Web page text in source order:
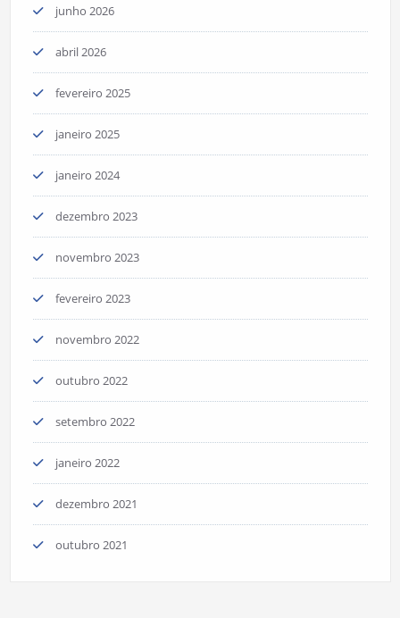
junho 2026
abril 2026
fevereiro 2025
janeiro 2025
janeiro 2024
dezembro 2023
novembro 2023
fevereiro 2023
novembro 2022
outubro 2022
setembro 2022
janeiro 2022
dezembro 2021
outubro 2021